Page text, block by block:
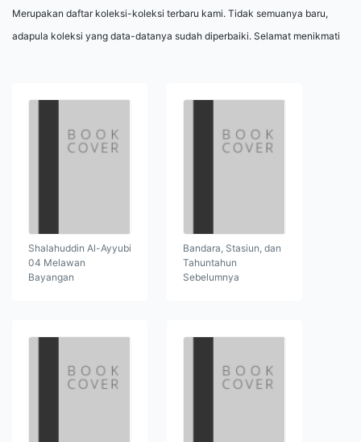
Merupakan daftar koleksi-koleksi terbaru kami. Tidak semuanya baru,
adapula koleksi yang data-datanya sudah diperbaiki. Selamat menikmati
Shalahuddin Al-Ayyubi
04 Melawan
Bayangan
Bandara, Stasiun, dan
Tahuntahun
Sebelumnya